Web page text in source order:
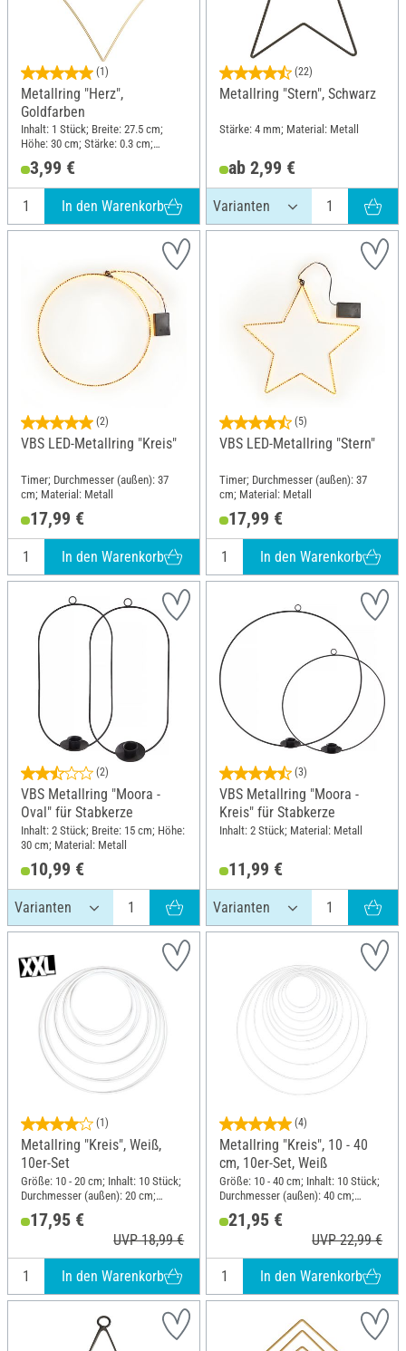
(1)
Metallring "Herz",
Goldfarben
Inhalt: 1 Stück; Breite: 27.5 cm;
Höhe: 30 cm; Stärke: 0.3 cm;
Material: Draht
3,99 €
In den Warenkorb
(22)
Metallring "Stern", Schwarz
Stärke: 4 mm; Material: Metall
ab 2,99 €
(2)
VBS LED-Metallring "Kreis"
Timer; Durchmesser (außen): 37
cm; Material: Metall
17,99 €
In den Warenkorb
(5)
VBS LED-Metallring "Stern"
Timer; Durchmesser (außen): 37
cm; Material: Metall
17,99 €
In den Warenkorb
(2)
VBS Metallring "Moora -
Oval" für Stabkerze
Inhalt: 2 Stück; Breite: 15 cm; Höhe:
30 cm; Material: Metall
10,99 €
(3)
VBS Metallring "Moora -
Kreis" für Stabkerze
Inhalt: 2 Stück; Material: Metall
11,99 €
(1)
Metallring "Kreis", Weiß,
10er-Set
Größe: 10 - 20 cm; Inhalt: 10 Stück;
Durchmesser (außen): 20 cm;
17,95 €
UVP 18,99 €
In den Warenkorb
(4)
Metallring "Kreis", 10 - 40
cm, 10er-Set, Weiß
Größe: 10 - 40 cm; Inhalt: 10 Stück;
Durchmesser (außen): 40 cm;
21,95 €
UVP 22,99 €
In den Warenkorb